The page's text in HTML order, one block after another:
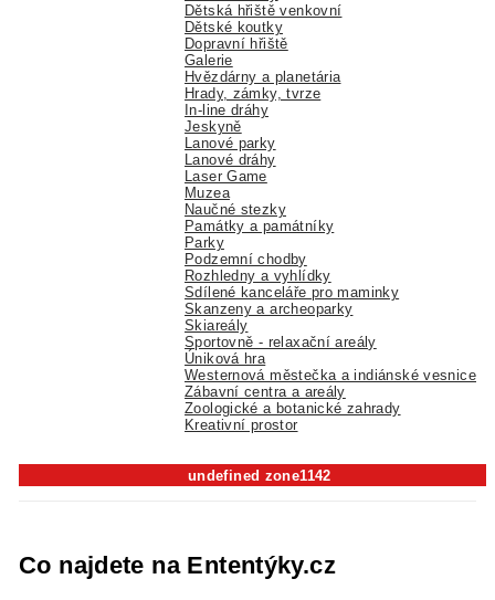
Dětská hřiště venkovní
Dětské koutky
Dopravní hřiště
Galerie
Hvězdárny a planetária
Hrady, zámky, tvrze
In-line dráhy
Jeskyně
Lanové parky
Lanové dráhy
Laser Game
Muzea
Naučné stezky
Památky a památníky
Parky
Podzemní chodby
Rozhledny a vyhlídky
Sdílené kanceláře pro maminky
Skanzeny a archeoparky
Skiareály
Sportovně - relaxační areály
Úniková hra
Westernová městečka a indiánské vesnice
Zábavní centra a areály
Zoologické a botanické zahrady
Kreativní prostor
undefined zone1142
Co najdete na Ententýky.cz